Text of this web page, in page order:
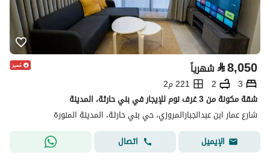
⃁8,050 شهرياً
3
2
221 م2
شقة مكونة من 3 غرف نوم للإيجار في بني حارثة، المدينة
شارع عمار ابن عبدالجبارالمروزي، حي بني حارثة، المدينة المنورة
الإيميل
اتصال